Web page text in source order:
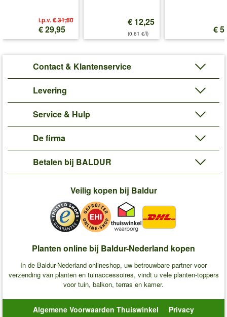
i.p.v.€ 31,80
€ 29,95
€ 12,25
(0,61 €/l) €
Contact & Klantenservice
Levering
Service & Hulp
De firma
Betalen bij BALDUR
Veilig kopen bij Baldur
Planten online bij Baldur-Nederland kopen
In de Baldur-Nederland onlineshop, uw betrouwbare partner voor
verzending van planten en tuinaccessoires, vindt u vele planten-toppers
voor tuin, balkon, terras en kamer.
Algemene Voorwaarden Thuiswinkel Privacy